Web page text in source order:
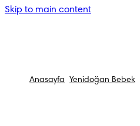
Skip to main content
Anasayfa Yenidoğan Bebek